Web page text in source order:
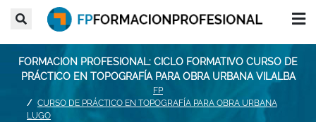
FORMACION PROFESIONAL: CICLO FORMATIVO CURSO DE
PRÁCTICO EN TOPOGRAFÍA PARA OBRA URBANA VILALBA
FP
CURSO DE PRÁCTICO EN TOPOGRAFÍA PARA OBRA URBANA
LUGO